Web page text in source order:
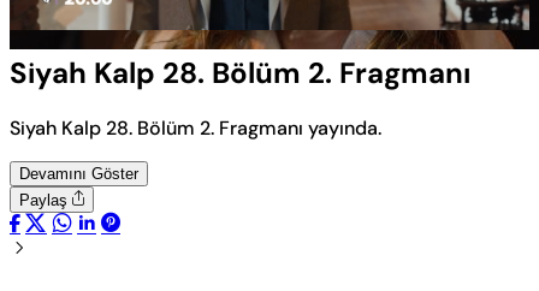
Sesi
Aç
Oynatma
Hızı
Siyah Kalp 28. Bölüm 2. Fragmanı
Siyah Kalp 28. Bölüm 2. Fragmanı yayında.
Devamını Göster
Paylaş